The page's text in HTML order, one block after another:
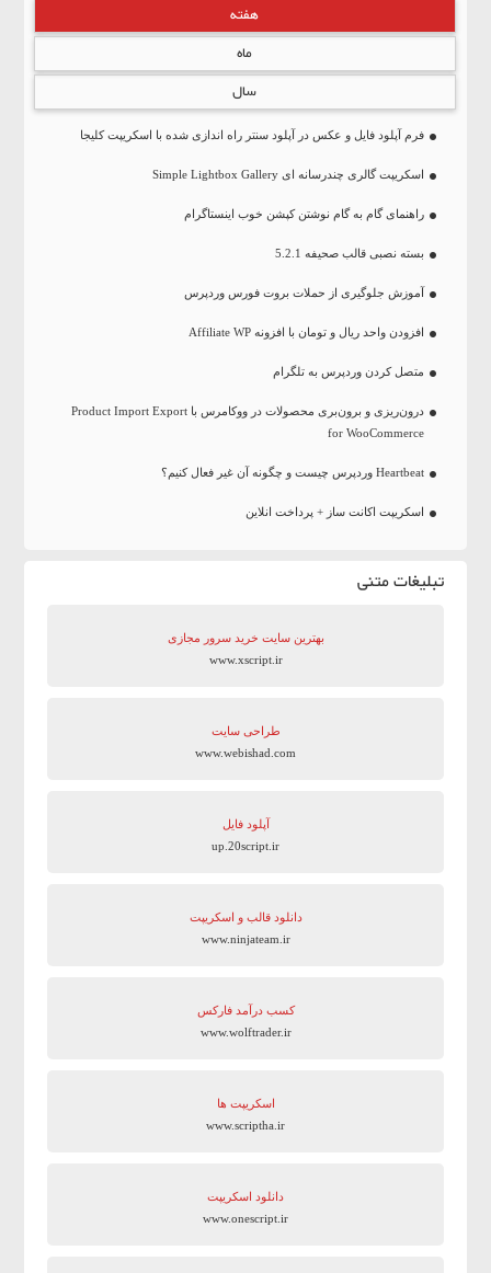
هفته
ماه
سال
فرم آپلود فایل و عکس در آپلود سنتر راه اندازی شده با اسکریپت کلیجا
اسکریپت گالری چندرسانه ای Simple Lightbox Gallery
راهنمای گام به گام نوشتن کپشن خوب اینستاگرام
بسته نصبی قالب صحیفه 5.2.1
آموزش جلوگیری از حملات بروت فورس وردپرس
افزودن واحد ریال و تومان با افزونه Affiliate WP
متصل کردن وردپرس به تلگرام
درون‌ریزی و برون‌بری محصولات در ووکامرس با Product Import Export
for WooCommerce
Heartbeat وردپرس چیست و چگونه آن غیر فعال کنیم؟
اسکریپت اکانت ساز + پرداخت انلاین
تبلیغات متنی
بهترین سایت‌ خرید سرور مجازی
www.xscript.ir
طراحی سایت
www.webishad.com
آپلود فایل
up.20script.ir
دانلود قالب و اسکریپت
www.ninjateam.ir
کسب درآمد فارکس
www.wolftrader.ir
اسکریپت ها
www.scriptha.ir
دانلود اسکریپت
www.onescript.ir